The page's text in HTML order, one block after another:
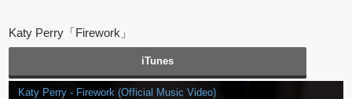
Katy Perry「Firework」
iTunes
Katy Perry - Firework (Official Music Video)